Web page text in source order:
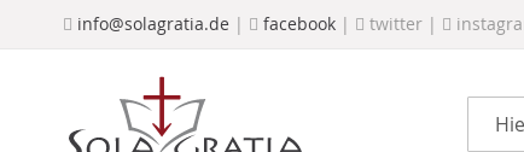
Direkt
info@solagratia.de | facebook | twitter |
Suche